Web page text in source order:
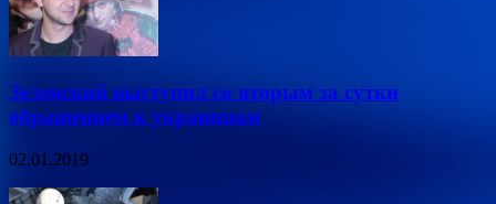
Зеленский выступил со вторым за сутки
обращением к украинцам
02.01.2019